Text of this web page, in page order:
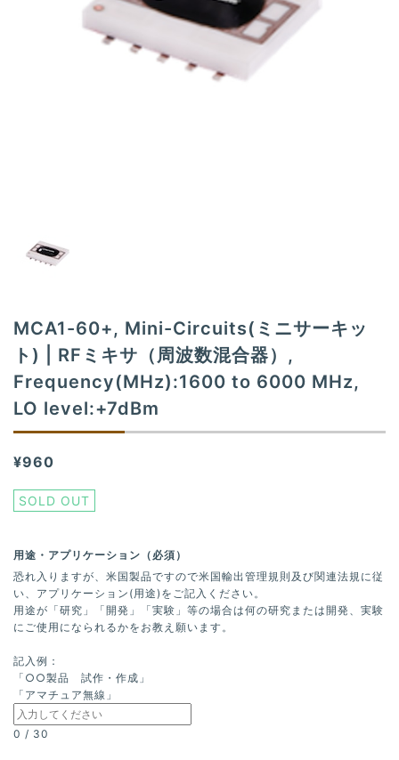
i
n
MCA1-60+, Mini-Circuits(ミニサーキッ
ト) | RFミキサ（周波数混合器）,
Frequency(MHz):1600 to 6000 MHz,
LO level:+7dBm
¥960
SOLD OUT
用途・アプリケーション（必須）
恐れ入りますが、米国製品ですので米国輸出管理規則及び関連法規に従
い、アプリケーション(用途)をご記入ください。
用途が「研究」「開発」「実験」等の場合は何の研究または開発、実験
にご使用になられるかをお教え願います。
記入例：
「○○製品 試作・作成」
「アマチュア無線」
0 / 30